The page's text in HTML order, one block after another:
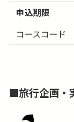
申込期限
コースコード
■旅行企画・